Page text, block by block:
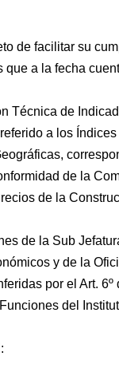
de facilitar su
que a la fecha
Técnica de
a los
de la
de la
de la Sub
y de la
por el Art.
del